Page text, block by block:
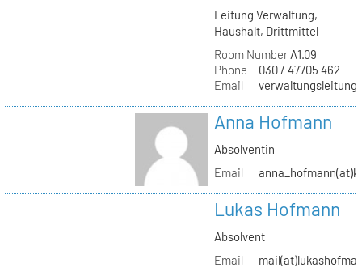
Leitung Verwaltung,
Haushalt, Drittmittel
Room NumberA1.09
Phone
030 / 47705 462
Email
Anna Hofmann
Absolventin
Email
Lukas Hofmann
Absolvent
Email